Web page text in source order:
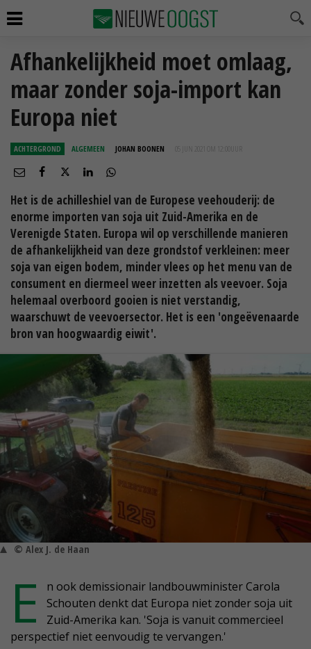
Afhankelijkheid moet omlaag,
maar zonder soja-import kan
Europa niet
ACHTERGROND ALGEMEEN JOHAN BOONEN 05 JUN 2021 OM 12:00
Het is de achilleshiel van de Europese veehouderij: de
enorme importen van soja uit Zuid-Amerika en de
Verenigde Staten. Europa wil op verschillende manieren
de afhankelijkheid van deze grondstof verkleinen: meer
soja van eigen bodem, minder vlees op het menu van de
consument en diermeel weer inzetten als veevoer. Soja
helemaal overboord gooien is niet verstandig,
waarschuwt de veevoersector. Het is een 'ongeëvenaarde
bron van hoogwaardig eiwit'.
© Alex J. de Haan
E
n ook demissionair landbouwminister Carola
Schouten denkt dat Europa niet zonder soja uit
Zuid-Amerika kan. 'Soja is vanuit commercieel
perspectief niet eenvoudig te vervangen.'